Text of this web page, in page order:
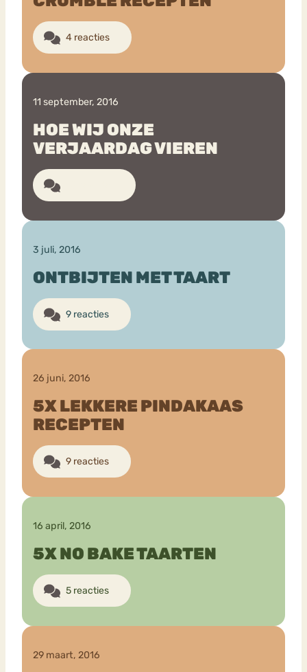
4 reacties
11 september, 2016
HOE WIJ ONZE
VERJAARDAG VIEREN
3 juli, 2016
ONTBIJTEN MET TAART
9 reacties
26 juni, 2016
5X LEKKERE PINDAKAAS
RECEPTEN
9 reacties
16 april, 2016
5X NO BAKE TAARTEN
5 reacties
29 maart, 2016